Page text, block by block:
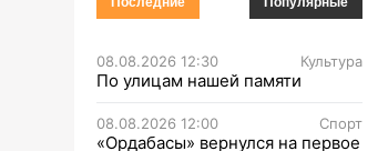
08.08.2026 12:30 Культура
По улицам нашей памяти
08.08.2026 12:00 Спорт
«Ордабасы» вернулся на первое